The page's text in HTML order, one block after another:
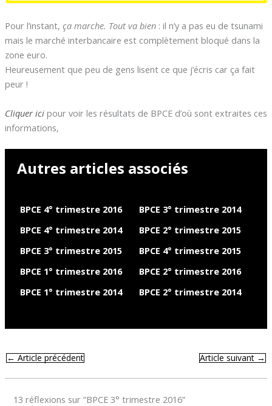
Pour l’instant, ça marche. Tout va bien : il n’y a pas eu de tsunami
mais le marché interbancaire est complètement bloqué dans la
zone euro.
Heureusement que peu de gens lisent ce que j’écris car ça fait
peur !
Cliquer ici pour voir les résultats de BPCE d’où sont extraites ces
informations,
Autres articles associés
BPCE 4° trimestre 2016
BPCE 3° trimestre 2014
BPCE 4° trimestre 2014
BPCE 2° trimestre 2015
BPCE 3° trimestre 2015
BPCE 4° trimestre 2015
BPCE 1° trimestre 2016
BPCE 2° trimestre 2016
BPCE 1° trimestre 2014
BPCE 2° trimestre 2014
←Article précédent Article suivant→
13 réflexions sur “BPCE 3° trimestre 2016”